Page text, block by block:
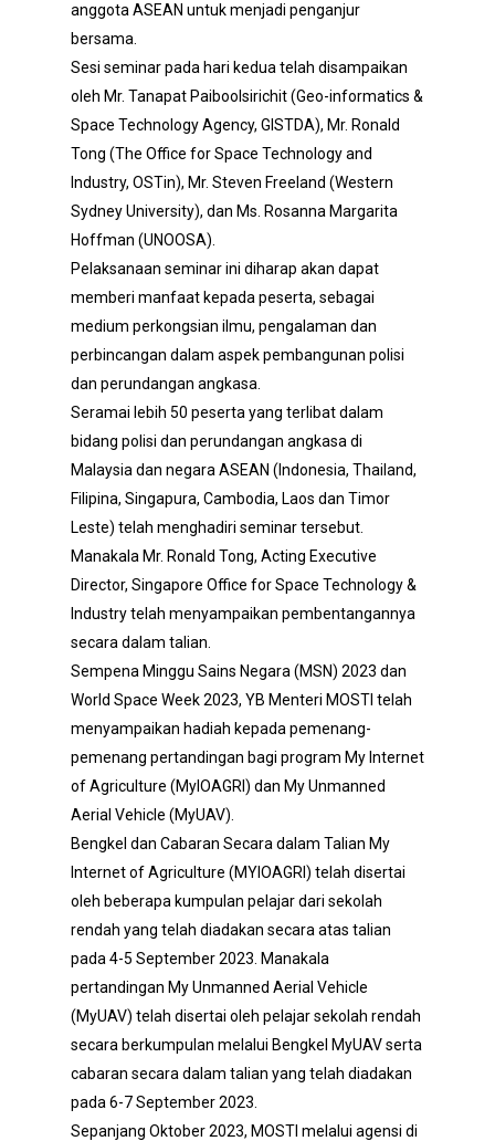
anggota ASEAN untuk menjadi penganjur
bersama.
Sesi seminar pada hari kedua telah disampaikan
oleh Mr. Tanapat Paiboolsirichit (Geo-informatics &
Space Technology Agency, GISTDA), Mr. Ronald
Tong (The Office for Space Technology and
Industry, OSTin), Mr. Steven Freeland (Western
Sydney University), dan Ms. Rosanna Margarita
Hoffman (UNOOSA).
Pelaksanaan seminar ini diharap akan dapat
memberi manfaat kepada peserta, sebagai
medium perkongsian ilmu, pengalaman dan
perbincangan dalam aspek pembangunan polisi
dan perundangan angkasa.
Seramai lebih 50 peserta yang terlibat dalam
bidang polisi dan perundangan angkasa di
Malaysia dan negara ASEAN (Indonesia, Thailand,
Filipina, Singapura, Cambodia, Laos dan Timor
Leste) telah menghadiri seminar tersebut.
Manakala Mr. Ronald Tong, Acting Executive
Director, Singapore Office for Space Technology &
Industry telah menyampaikan pembentangannya
secara dalam talian.
Sempena Minggu Sains Negara (MSN) 2023 dan
World Space Week 2023, YB Menteri MOSTI telah
menyampaikan hadiah kepada pemenang-
pemenang pertandingan bagi program My Internet
of Agriculture (MyIOAGRI) dan My Unmanned
Aerial Vehicle (MyUAV).
Bengkel dan Cabaran Secara dalam Talian My
Internet of Agriculture (MYIOAGRI) telah disertai
oleh beberapa kumpulan pelajar dari sekolah
rendah yang telah diadakan secara atas talian
pada 4-5 September 2023. Manakala
pertandingan My Unmanned Aerial Vehicle
(MyUAV) telah disertai oleh pelajar sekolah rendah
secara berkumpulan melalui Bengkel MyUAV serta
cabaran secara dalam talian yang telah diadakan
pada 6-7 September 2023.
Sepanjang Oktober 2023, MOSTI melalui agensi di